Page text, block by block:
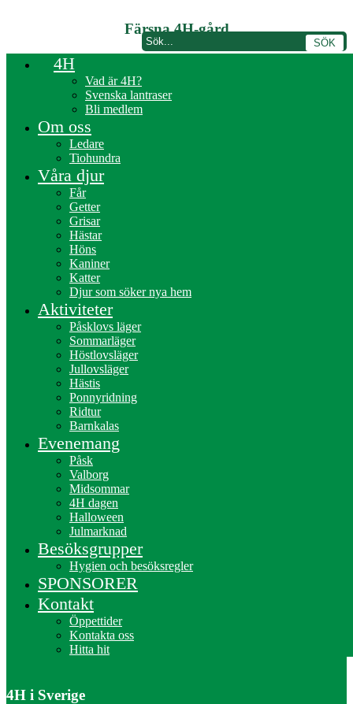
Färsna 4H-gård
4H
Vad är 4H?
Svenska lantraser
Bli medlem
Om oss
Ledare
Tiohundra
Våra djur
Får
Getter
Grisar
Hästar
Höns
Kaniner
Katter
Djur som söker nya hem
Aktiviteter
Påsklovs läger
Sommarläger
Höstlovsläger
Jullovsläger
Hästis
Ponnyridning
Ridtur
Barnkalas
Evenemang
Påsk
Valborg
Midsommar
4H dagen
Halloween
Julmarknad
Besöksgrupper
Hygien och besöksregler
SPONSORER
Kontakt
Öppettider
Kontakta oss
Hitta hit
Dela denna sida
Låt andra få veta vad du precis läst. Dela den här sidan med dina
Gilla Färsna 4H-gård på Facebook
Få nyheter från oss direkt på din Facebook.
4H i Sverige